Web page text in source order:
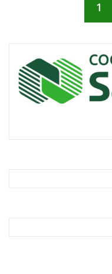
Paginación
entradas
1